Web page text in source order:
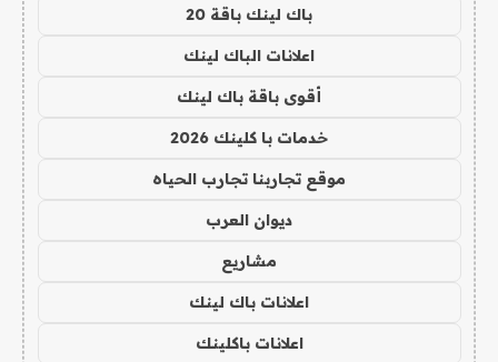
باك لينك باقة 20
اعلانات الباك لينك
أقوى باقة باك لينك
خدمات با كلينك 2026
موقع تجاربنا تجارب الحياه
ديوان العرب
مشاريع
اعلانات باك لينك
اعلانات باكلينك